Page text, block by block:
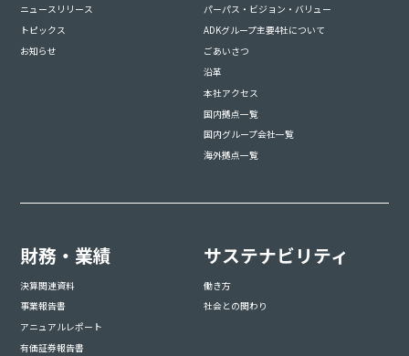
ニュースリリース
トピックス
お知らせ
パーパス・ビジョン・バリュー
ADKグループ主要4社について
ごあいさつ
沿革
本社アクセス
国内拠点一覧
国内グループ会社一覧
海外拠点一覧
財務・業績
決算関連資料
事業報告書
アニュアルレポート
有価証券報告書
サステナビリティ
働き方
社会との関わり